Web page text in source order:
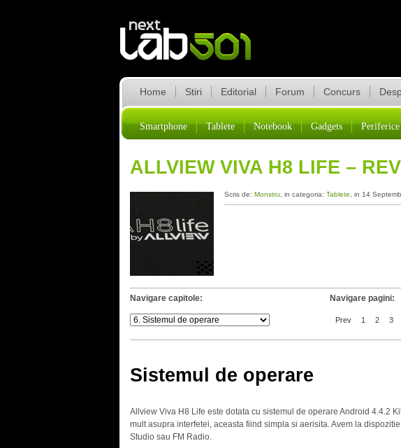
Home Stiri Editorial Forum Concurs
Smartphone Tablete Notebook Gadgets Periferice
ALLVIEW VIVA H8 LIFE –
Scris de: Monstru , in categoria: Tablete , in 14
Navigare capitole: Navigare pagini:
Prev 1 2 3
Sistemul de operare
Allview Viva H8 Life este dotata cu sistemul de operare Android 4.4.2
mult asupra interfetei, aceasta fiind simpla si aerisita. Avem la
Studio sau FM Radio.